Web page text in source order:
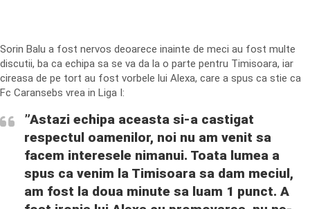
Sorin Balu a fost nervos deoarece inainte de meci au fost multe
discutii, ba ca echipa sa se va da la o parte pentru Timisoara, iar
cireasa de pe tort au fost vorbele lui Alexa, care a spus ca stie ca
Fc Caransebs vrea in Liga I:
”Astazi echipa aceasta si-a castigat
respectul oamenilor, noi nu am venit sa
facem interesele nimanui. Toata lumea a
spus ca venim la Timisoara sa dam meciul,
am fost la doua minute sa luam 1 punct. A